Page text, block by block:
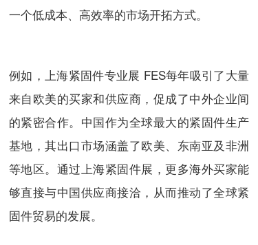
一个低成本、高效率的市场开拓方式。
例如，上海紧固件专业展 FES每年吸引了大量
来自欧美的买家和供应商，促成了中外企业间
的紧密合作。中国作为全球最大的紧固件生产
基地，其出口市场涵盖了欧美、东南亚及非洲
等地区。通过上海紧固件展，更多海外买家能
够直接与中国供应商接洽，从而推动了全球紧
固件贸易的发展。